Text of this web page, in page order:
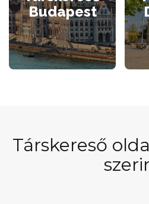
Budapest
Társkereső